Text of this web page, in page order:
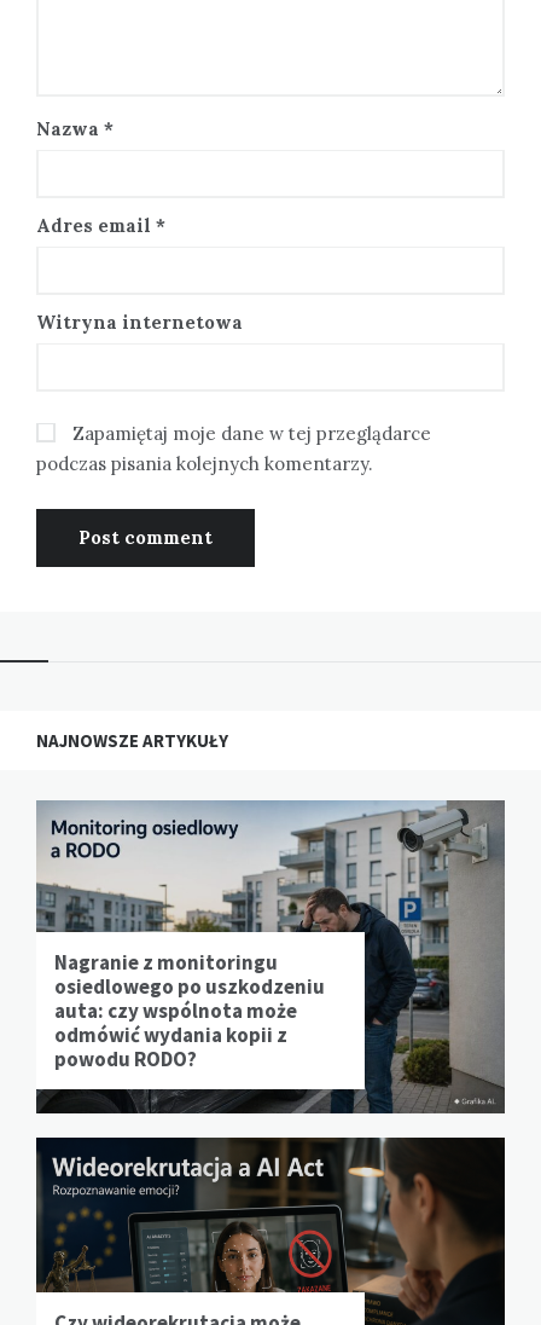
Nazwa *
Adres email *
Witryna internetowa
Zapamiętaj moje dane w tej przeglądarce
podczas pisania kolejnych komentarzy.
NAJNOWSZE ARTYKUŁY
Nagranie z monitoringu
osiedlowego po uszkodzeniu
auta: czy wspólnota może
odmówić wydania kopii z
powodu RODO?